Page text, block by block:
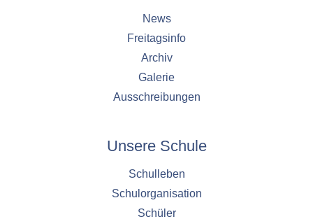
News
Freitagsinfo
Archiv
Galerie
Ausschreibungen
Unsere Schule
Schulleben
Schulorganisation
Schüler